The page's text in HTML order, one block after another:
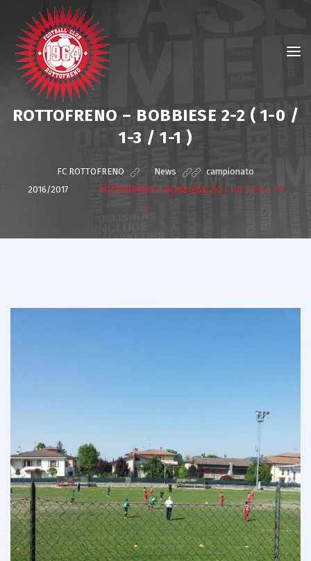
ROTTOFRENO – BOBBIESE 2-2 ( 1-0 /
1-3 / 1-1 )
FC ROTTOFRENO News > campionato
2016/2017
ROTTOFRENO – BOBBIESE 2-2 ( 1-0 / 1-3 / 1-1
)